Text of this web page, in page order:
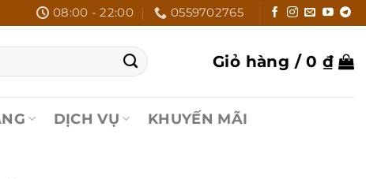
08:00 - 22:00 0559702765
Giỏ hàng /0₫
DỊCH VỤ KHUYẾN MÃI